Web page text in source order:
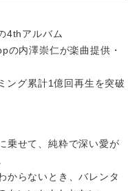
4thアルバム
の内澤崇仁が楽曲提供・
ング累計1億回再生を突破
乗せて、純粋で深い愛が
からないとき、バレンタ